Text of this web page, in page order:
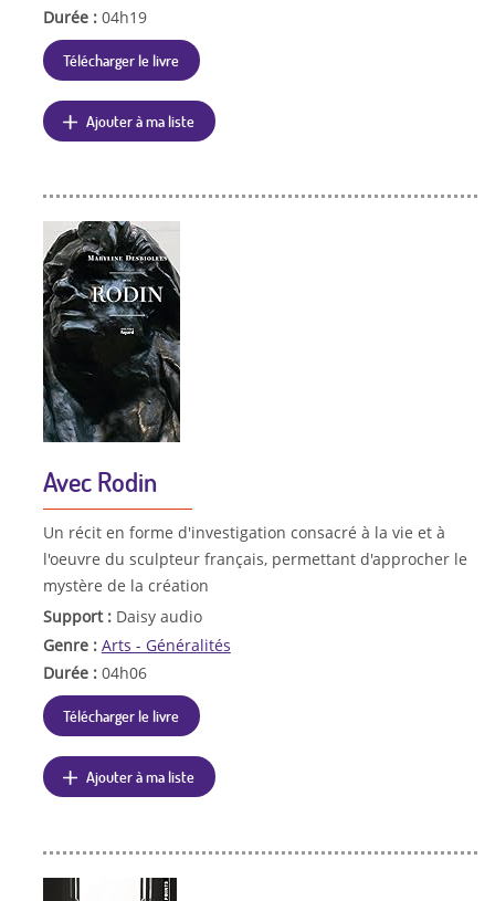
Durée : 04h19
Télécharger le livre
Ajouter à ma liste
Avec Rodin
Un récit en forme d'investigation consacré à la vie et à
l'oeuvre du sculpteur français, permettant d'approcher le
mystère de la création
Support : Daisy audio
Genre : Arts - Généralités
Durée : 04h06
Télécharger le livre
Ajouter à ma liste